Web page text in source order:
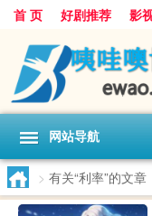
首 页 好剧推荐 影
网站导航
> 有关“利率”的文章